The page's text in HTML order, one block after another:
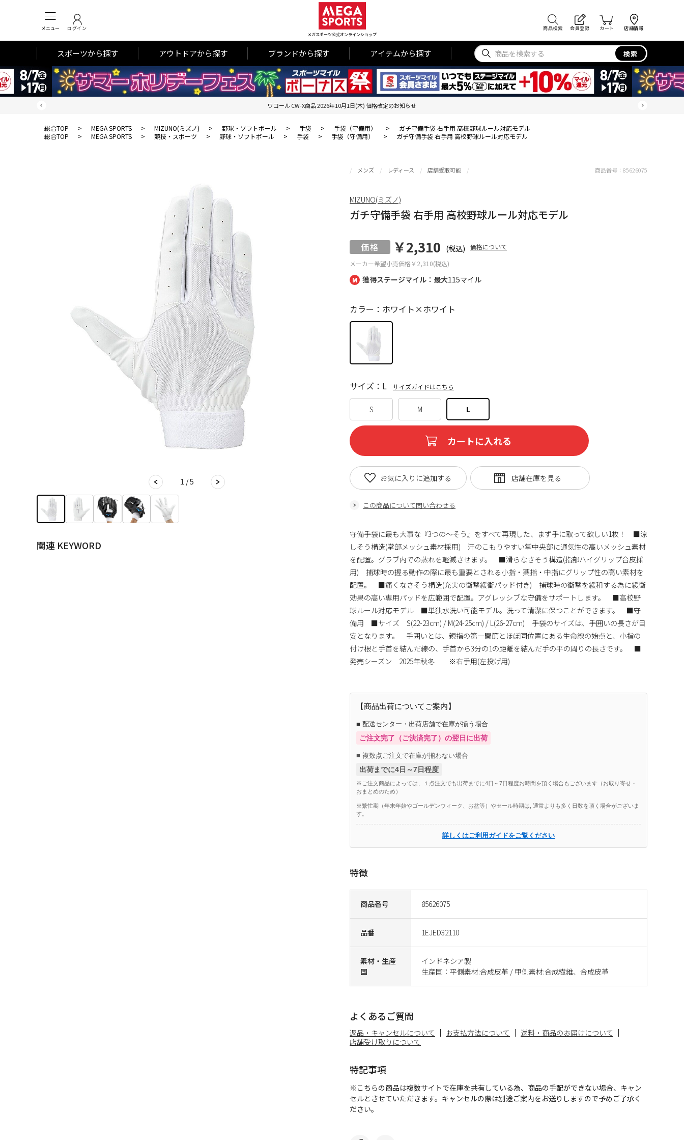
メニュー ログイン
メガスポーツ公式オンラインショップ
商品検索 会員登録 カート 店舗情報
スポーツから探す アウトドアから探す ブランドから探す アイテムから探す 検索
ワコール CW-X商品 2026年10月1日(木) 価格改定のお知らせ
総合TOP > MEGA SPORTS > MIZUNO(ミズノ) > 野球・ソフトボール > 手袋 > 手袋（守備用） >
ガチ守備手袋 右手用 高校野球ルール対応モデル
総合TOP
> MEGA SPORTS > 競技・スポーツ > 野球・ソフトボール > 手袋 > 手袋（守備用） > ガチ守備手袋 右手用 高校野球ルール対応モデル
1 / 5
関連 KEYWORD
獲得ステージマイル：最大115マイル
メンズ レディース 店舗受取可能
ガチ守備手袋 右手用 高校野球ルール対応モデル
メーカー希望小売価格￥2,310(税込)
￥2,310 (税込) 価格について
商品番号 85626075
品番 1EJED32110
素材・生産
国
インドネシア製
生産国：平側素材:合成皮革 / 甲側素材:合成繊維、合成皮革
カラー：ホワイト×ホワイト
S M L
サイズ：L サイズガイドはこちら
カートに入れる
この商品について問い合わせる
お気に入りに追加する
商品番号： 85626075
MIZUNO(ミズノ)
守備手袋に最も大事な『3つの～そう』をすべて再現した、まず手に取って欲しい1枚！ ■涼
しそう構造(掌部メッシュ素材採用) 汗のこもりやすい掌中央部に通気性の高いメッシュ素材
を配置。グラブ内での蒸れを軽減させます。 ■滑らなさそう構造(指部ハイグリップ合皮採
用) 捕球時の握る動作の際に最も重要とされる小指・薬指・中指にグリップ性の高い素材を
配置。 ■痛くなさそう構造(充実の衝撃緩衝パッド付き) 捕球時の衝撃を緩和する為に緩衝
効果の高い専用パッドを広範囲で配置。アグレッシブな守備をサポートします。 ■高校野
球ルール対応モデル ■単独水洗い可能モデル。洗って清潔に保つことができます。 ■守
備用 ■サイズ S(22-23cm) / M(24-25cm) / L(26-27cm) 手袋のサイズは、手囲いの長さが目
安となります。 手囲いとは、親指の第一関節とほぼ同位置にある生命線の始点と、小指の
付け根と手首を結んだ線の、手首から3分の1の距離を結んだ手の平の周りの長さです。 ■
発売シーズン 2025年秋冬 ※右手用(左投げ用)
【商品出荷についてご案内】
■ 配送センター・出荷店舗で在庫が揃う場合
ご注文完了（ご決済完了）の翌日に出荷
■ 複数点ご注文で在庫が揃わない場合
出荷までに4日～7日程度
※ご注文商品によっては、１点注文でも出荷までに4日～7日程度お時間を頂く場合もございます（お取り寄せ・
おまとめのため）
※繁忙期（年末年始やゴールデンウィーク、お盆等）やセール時期は, 通常よりも多く日数を頂く場合がございま
す。
詳しくはご利用ガイドをご覧ください
特徴
よくあるご質問
返品・キャンセルについて お支払方法について
送料・商品のお届けについて
店舗受け取りについて
特記事項
※こちらの商品は複数サイトで在庫を共有している為、商品の手配ができない場合、キャン
セルとさせていただきます。キャンセルの際は別途ご案内をお送りしますので予めご了承く
ださい。